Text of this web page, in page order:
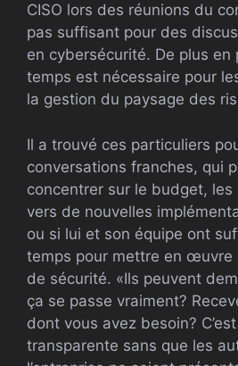
CISO lors des réunions du
pas suffisant pour des
en cybersécurité. De plus en
temps est nécessaire pour
la gestion du paysage des
Il a trouvé ces particuliers
conversations franches, qui
concentrer sur le budget,
vers de nouvelles
ou si lui et son équipe ont
temps pour mettre en œuvre
de sécurité. «Ils peuvent
ça se passe vraiment?
dont vous avez besoin?
transparente sans que les